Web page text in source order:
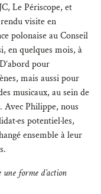
Le Périscope, et
visite en
polonaise au Conseil
en quelques mois, à
pour
mais aussi pour
musicaux, au sein de
Avec Philippe, nous
potentiel·les,
ensemble à leur
forme d’action